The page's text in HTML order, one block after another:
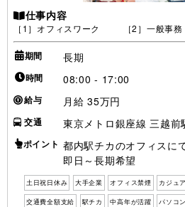
仕事内容
［1］オフィスワーク ［2］一般事務
期間 長期
時間 08:00 - 17:00
給与 月給 35万円
交通 東京メトロ銀座線 三越
ポイント 都内駅チカのオフィスに
即日～長期希望
土日祝日休み 大手企業 オフィス禁煙 カジュ
交通費全額支給 駅チカ 中高年が活躍 パソコ